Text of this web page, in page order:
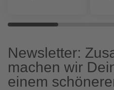
Newsletter:
machen wir
einem